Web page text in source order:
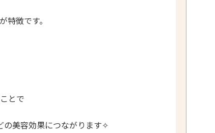
徴です。
とで
の美容効果につながります✧